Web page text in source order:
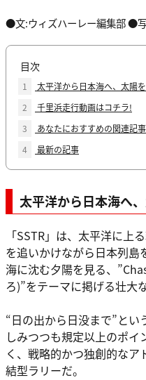
●文:ウィズハーレー編集部 ●
目次
1
太平洋から日本海へ、太陽
2
千里浜走行動画はコチラ!
3
あなたにおすすめの関連記事
4
最新の記事
太平洋から日本海へ
「SSTR」は、太平洋に上
を追いかけながら日本列島
海に沈む夕陽を見る、
ろ)”をテーマに掲げる壮大
“日の出から日没まで”と
しみつつも規定以上のポ
く、戦略的かつ独創的な
結型ラリーだ。